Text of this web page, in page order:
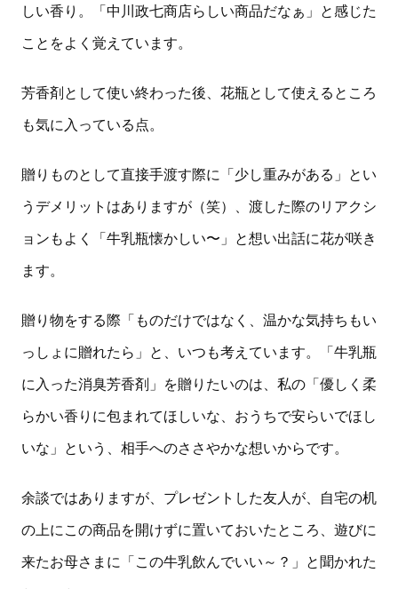
しい香り。「中川政七商店らしい商品だなぁ」と感じた
ことをよく覚えています。
芳香剤として使い終わった後、花瓶として使えるところ
も気に入っている点。
贈りものとして直接手渡す際に「少し重みがある」とい
うデメリットはありますが（笑）、渡した際のリアクシ
ョンもよく「牛乳瓶懐かしい〜」と想い出話に花が咲き
ます。
贈り物をする際「ものだけではなく、温かな気持ちもい
っしょに贈れたら」と、いつも考えています。「牛乳瓶
に入った消臭芳香剤」を贈りたいのは、私の「優しく柔
らかい香りに包まれてほしいな、おうちで安らいでほし
いな」という、相手へのささやかな想いからです。
余談ではありますが、プレゼントした友人が、自宅の机
の上にこの商品を開けずに置いておいたところ、遊びに
来たお母さまに「この牛乳飲んでいい～？」と聞かれた